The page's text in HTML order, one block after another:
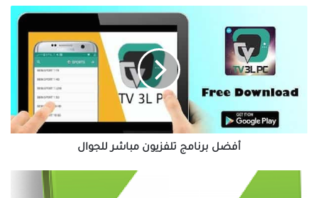
أفضل برنامج تلفزيون مباشر للجوال
رابط
تحميل